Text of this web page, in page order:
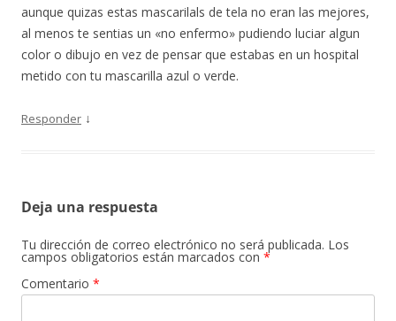
aunque quizas estas mascarilals de tela no eran las mejores,
al menos te sentias un «no enfermo» pudiendo luciar algun
color o dibujo en vez de pensar que estabas en un hospital
metido con tu mascarilla azul o verde.
Responder ↓
Deja una respuesta
Tu dirección de correo electrónico no será publicada. Los
campos obligatorios están marcados con *
Comentario *